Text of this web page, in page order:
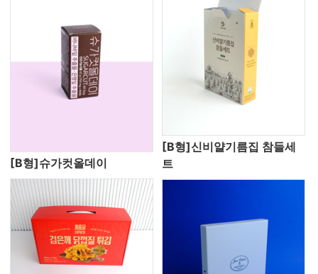
[B형]슈가컷올데이
[B형]신비얄기름집 참들세
트